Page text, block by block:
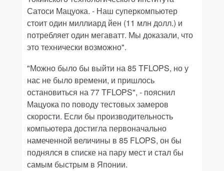
Сатоси Мацуока. - Наш суперкомпьютер
стоит один миллиард йен (11 млн долл.) и
потребляет один мегаватт. Мы доказали, что
это технически возможно".
"Можно было бы выйти на 85 TFLOPS, но у
нас не было времени, и пришлось
остановиться на 77 TFLOPS", - пояснил
Мацуока по поводу тестовых замеров
скорости. Если бы производительность
компьютера достигла первоначально
намеченной величины в 85 FLOPS, он бы
поднялся в списке на пару мест и стал бы
самым быстрым в Японии.